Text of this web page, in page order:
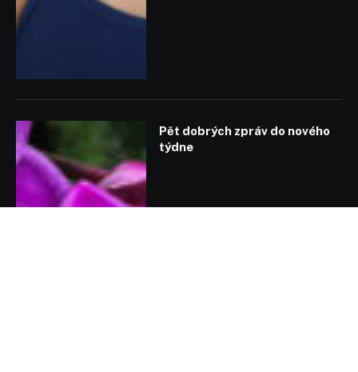
Pět dobrých zpráv do nového
týdne